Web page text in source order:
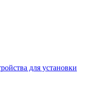
для установки